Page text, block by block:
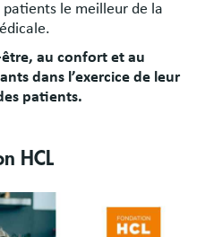
le meilleur de la
au confort et au
dans l’exercice de leur
patients.
HCL